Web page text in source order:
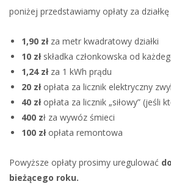
poniżej przedstawiamy opłaty za
1,90 złza metr kwadratowy działki
10 złskładka członkowska od
1,24 złza 1 kWh prądu
20 złopłata za licznik elektryczny
40 złopłata za licznik „siłowy” (jeśli
400 zł za wywóz śmieci
100 złopłata remontowa
Powyższe opłaty prosimy uregulować
bieżącego roku.